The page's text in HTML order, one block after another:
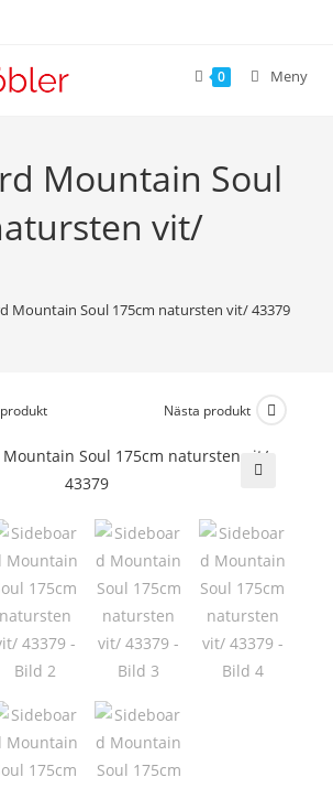
0 Meny
Mountain Soul
vit/
Mountain Soul 175cm natursten vit/ 43379
Nästa produkt